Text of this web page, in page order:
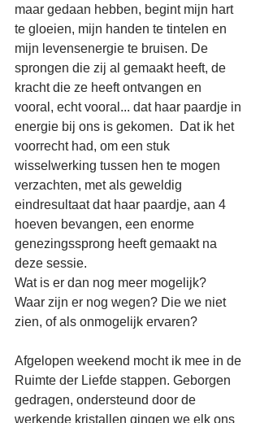
maar gedaan hebben, begint mijn hart
te gloeien, mijn handen te tintelen en
mijn levensenergie te bruisen. De
sprongen die zij al gemaakt heeft, de
kracht die ze heeft ontvangen en
vooral, echt vooral... dat haar paardje in
energie bij ons is gekomen.  Dat ik het
voorrecht had, om een stuk
wisselwerking tussen hen te mogen
verzachten, met als geweldig
eindresultaat dat haar paardje, aan 4
hoeven bevangen, een enorme
genezingssprong heeft gemaakt na
deze sessie.
Wat is er dan nog meer mogelijk?
Waar zijn er nog wegen? Die we niet
zien, of als onmogelijk ervaren?
Afgelopen weekend mocht ik mee in de
Ruimte der Liefde stappen. Geborgen
gedragen, ondersteund door de
werkende kristallen gingen we elk ons